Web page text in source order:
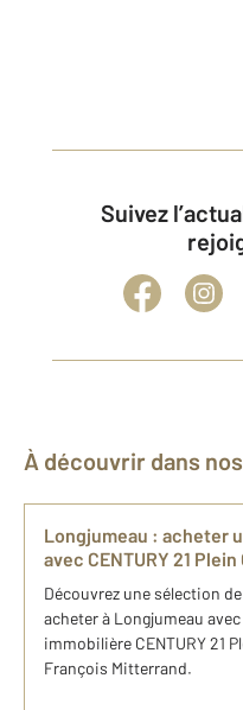
Suivez l’actualité immobilière et
À découvrir dans
Longjumeau : acheter
avec CENTURY 21
Découvrez une sélection
acheter à Longjumeau
immobilière CENTURY 21
François Mitterrand.